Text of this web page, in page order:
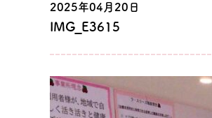
2025年04月20日
IMG_E3615